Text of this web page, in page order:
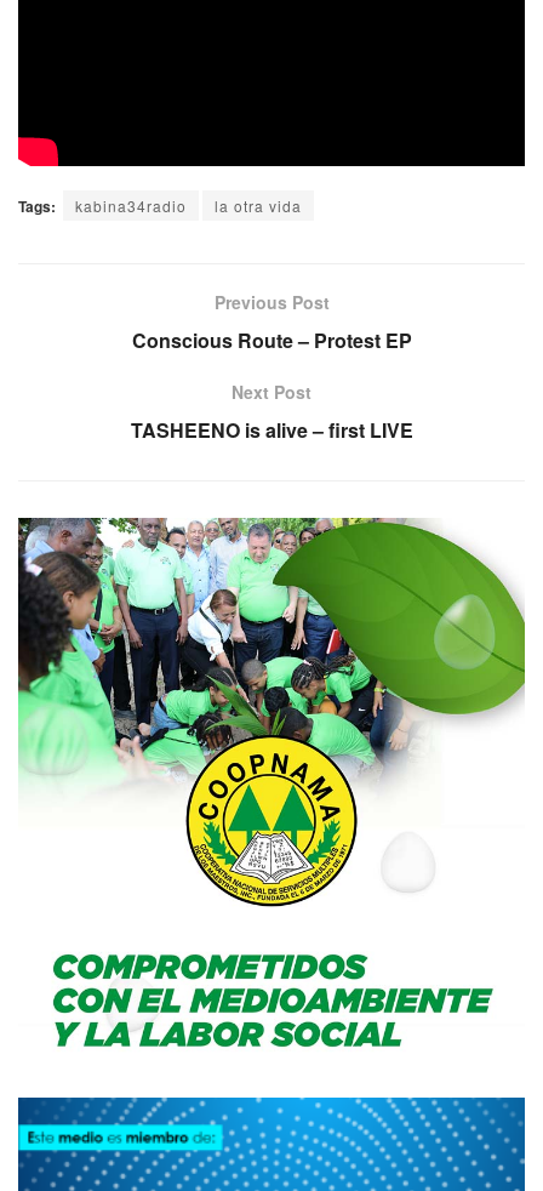
Tags: kabina34radio la otra vida
Previous Post
Conscious Route – Protest EP
Next Post
TASHEENO is alive – first LIVE